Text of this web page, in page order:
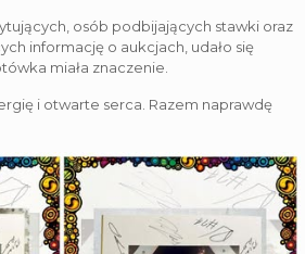
osób podbijających stawki oraz
informację o aukcjach, udało się
miała znaczenie.
i otwarte serca. Razem naprawdę